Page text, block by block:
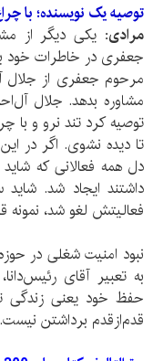
توصیه یک نویسنده؛ با
مرادی: یکی دیگر از
جعفری در خاطرات خود
مرحوم جعفری از جلال‌
مشاوره بدهد. جلال
توصیه کرد تند نرو و
تا دیده نشوی. اگر در
دل همه فعالانی که
داشتند ایجاد شد.
فعالیتش لغو شد، نمونه
نبود امنیت شغلی در
به تعبیر آقای
حفظ خود یعنی زندگی
قدم‌ازقدم برداشتن نیست.